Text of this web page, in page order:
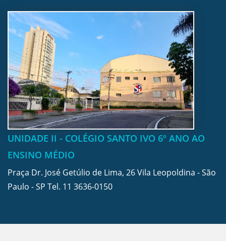
UNIDADE II - COLÉGIO SANTO IVO 6º ANO AO
ENSINO MÉDIO
Praça Dr. José Getúlio de Lima, 26 Vila Leopoldina - São
Paulo - SP Tel. 11 3636-0150